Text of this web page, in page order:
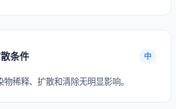
条件 中
稀释、扩散和清除无明显影响。